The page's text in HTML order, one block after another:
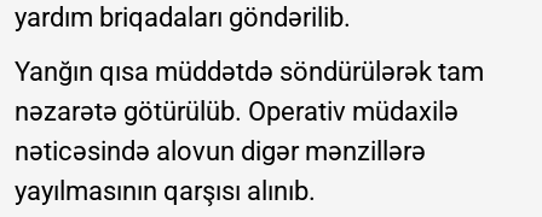
yardım briqadaları göndərilib.
Yanğın qısa müddətdə söndürülərək tam
nəzarətə götürülüb. Operativ müdaxilə
nəticəsində alovun digər mənzillərə
yayılmasının qarşısı alınıb.